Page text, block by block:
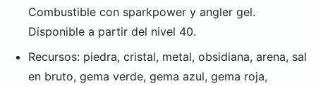
Combustible con sparkpower y angler gel.
Disponible a partir del nivel 40.
Recursos: piedra, cristal, metal, obsidiana, arena, sal
en bruto, gema verde, gema azul, gema roja,